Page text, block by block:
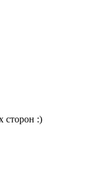
сторон :)